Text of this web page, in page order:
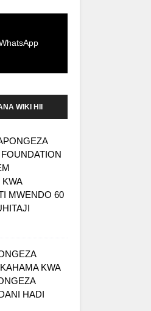
WIKI HII
MWENDO 60
KWA
HADI